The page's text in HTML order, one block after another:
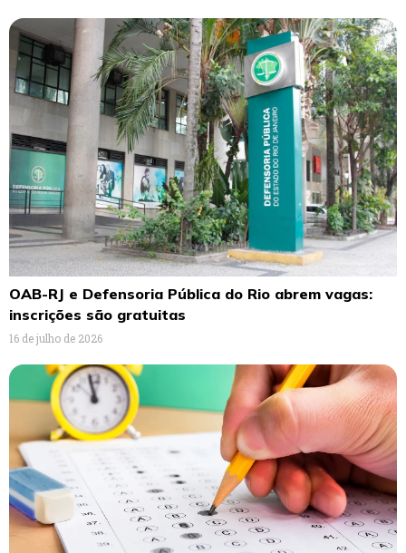
OAB-RJ e Defensoria Pública do Rio abrem vagas:
inscrições são gratuitas
16 de julho de 2026